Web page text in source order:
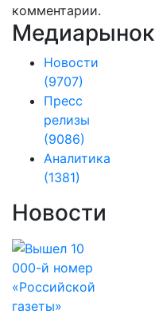
комментарии.
Медиарынок
Новости
(9707)
Пресс
релизы
(9086)
Аналитика
(1381)
Новости